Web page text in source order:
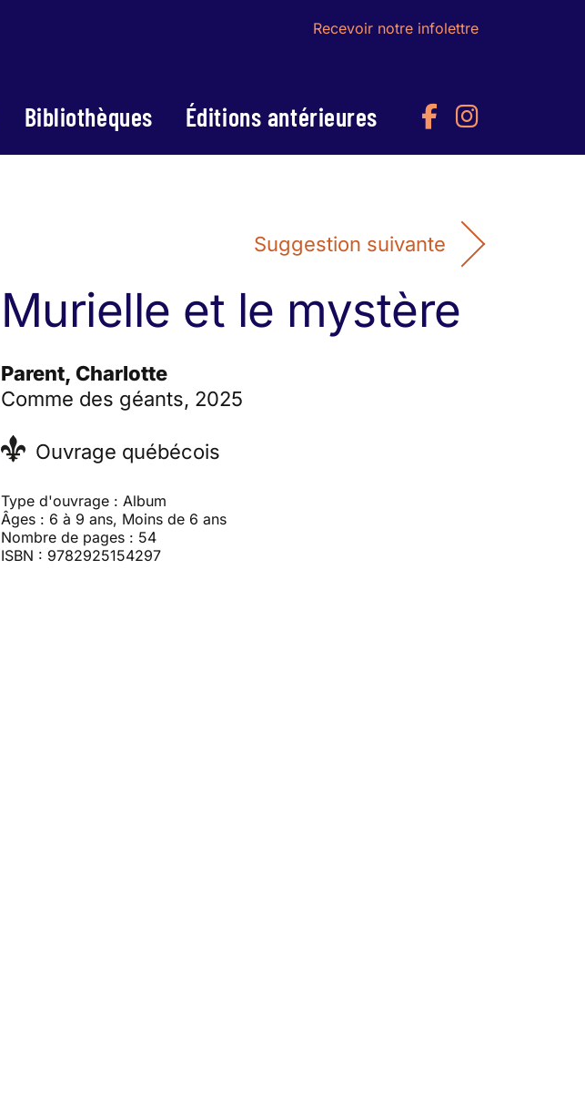
Recevoir notre infolettre
Bibliothèques Éditions antérieures
Murielle et le mystère
Parent, Charlotte
Comme des géants, 2025
Ouvrage québécois
Type d'ouvrage : Album
Âges : 6 à 9 ans, Moins de 6 ans
Nombre de pages : 54
ISBN : 9782925154297
Suggestion suivante